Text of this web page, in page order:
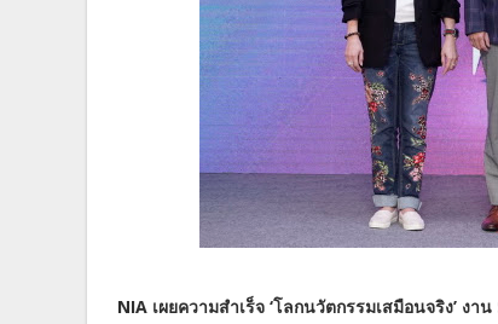
NIA เผยความสำเร็จ ‘โลกนวัตกรรมเสมือนจริง